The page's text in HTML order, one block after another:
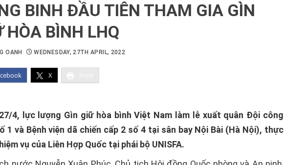
BINH ĐẦU TIÊN THAM GIA GÌN
HÒA BÌNH LHQ
X
OANH WEDNESDAY, 27TH APRIL, 2022
4, lực lượng Gìn giữ hòa bình Việt Nam làm lễ xuất quân Đội công
1 và Bệnh viện dã chiến cấp 2 số 4 tại sân bay Nội Bài (Hà Nội), thực
vụ của Liên Hợp Quốc tại phái bộ UNISFA.